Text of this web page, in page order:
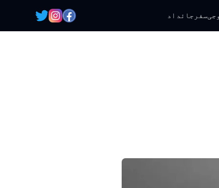
سفر جائداد